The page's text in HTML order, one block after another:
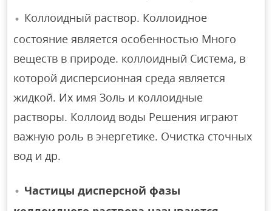
Коллоидный раствор. Коллоидное
состояние является особенностью Много
веществ в природе. коллоидный Система, в
которой дисперсионная среда является
жидкой. Их имя Золь и коллоидные
растворы. Коллоид воды Решения играют
важную роль в энергетике. Очистка сточных
вод и др.
Частицы дисперсной фазы